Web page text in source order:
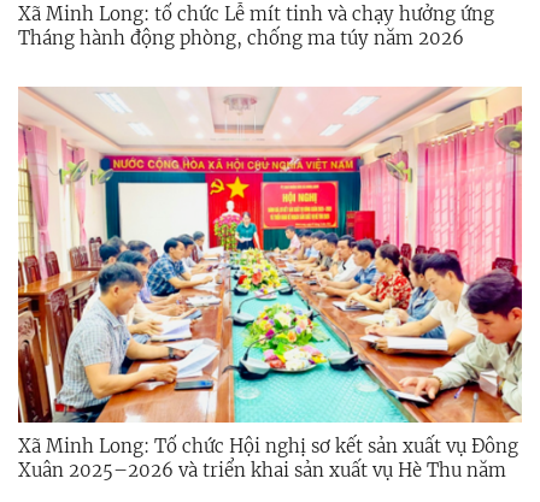
Xã Minh Long: tổ chức Lễ mít tinh và chạy hưởng ứng
Tháng hành động phòng, chống ma túy năm 2026
Xã Minh Long: Tổ chức Hội nghị sơ kết sản xuất vụ Đông
Xuân 2025–2026 và triển khai sản xuất vụ Hè Thu năm